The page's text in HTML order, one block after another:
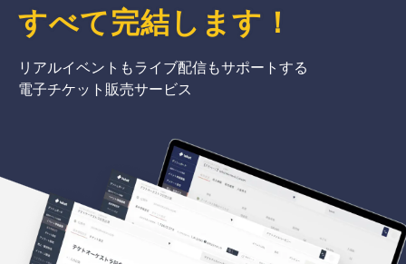
すべて完結 します ！
リアルイベントもライブ配信もサポートする
電子チケット販売サービス